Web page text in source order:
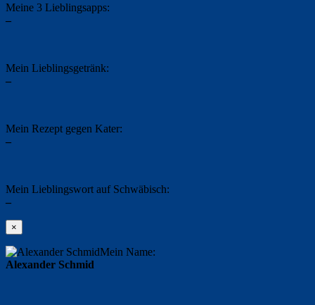
Meine 3 Lieblingsapps:
–
Mein Lieblingsgetränk:
–
Mein Rezept gegen Kater:
–
Mein Lieblingswort auf Schwäbisch:
–
×
Mein Name:
Alexander Schmid